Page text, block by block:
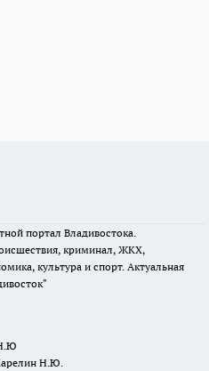
портал Владивостока.
криминал, ЖКХ,
культура и спорт. Актуальная
Н.Ю.